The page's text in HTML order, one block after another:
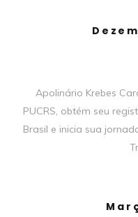
Apolinário Krebes
PUCRS, obtém seu
Brasil e inicia sua